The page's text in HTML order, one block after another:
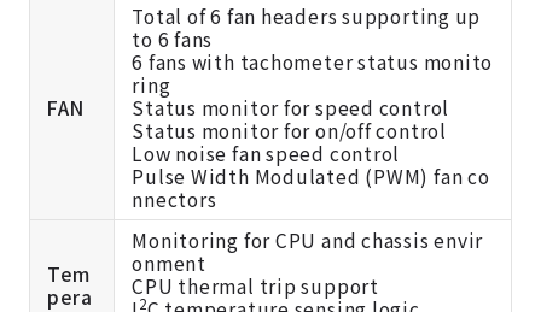
FAN
Total of 6 fan headers supporting up
to 6 fans
6 fans with tachometer status monito
ring
Status monitor for speed control
Status monitor for on/off control
Low noise fan speed control
Pulse Width Modulated (PWM) fan co
nnectors
Tem
pera
Monitoring for CPU and chassis envir
onment
CPU thermal trip support
2